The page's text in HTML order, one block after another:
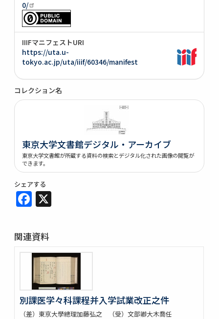
0/
IIIFマニフェストURI
https://uta.u-
tokyo.ac.jp/uta/iiif/60346/manifest
コレクション名
東京大学文書館デジタル・アーカイブ
東京大学文書館が所蔵する資料の検索とデジタル化された画像の閲覧が
できます。
シェアする
Facebook
関連資料
別課医学々科課程并入学試業改正之件
（差）東京大學總理加藤弘之 （受）文部卿大木喬任